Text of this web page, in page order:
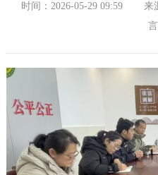
时间：2026-05-29 09:59 来
言